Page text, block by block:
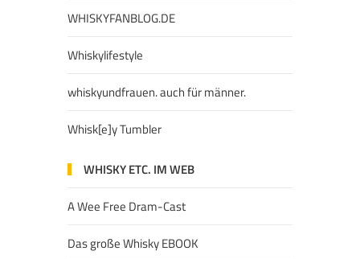
WHISKYFANBLOG.DE
Whiskylifestyle
whiskyundfrauen. auch für männer.
Whisk[e]y Tumbler
WHISKY ETC. IM WEB
A Wee Free Dram-Cast
Das große Whisky EBOOK